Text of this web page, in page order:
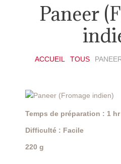
Paneer
ACCUEIL TOUS
Temps de préparation
Difficulté :
220 g